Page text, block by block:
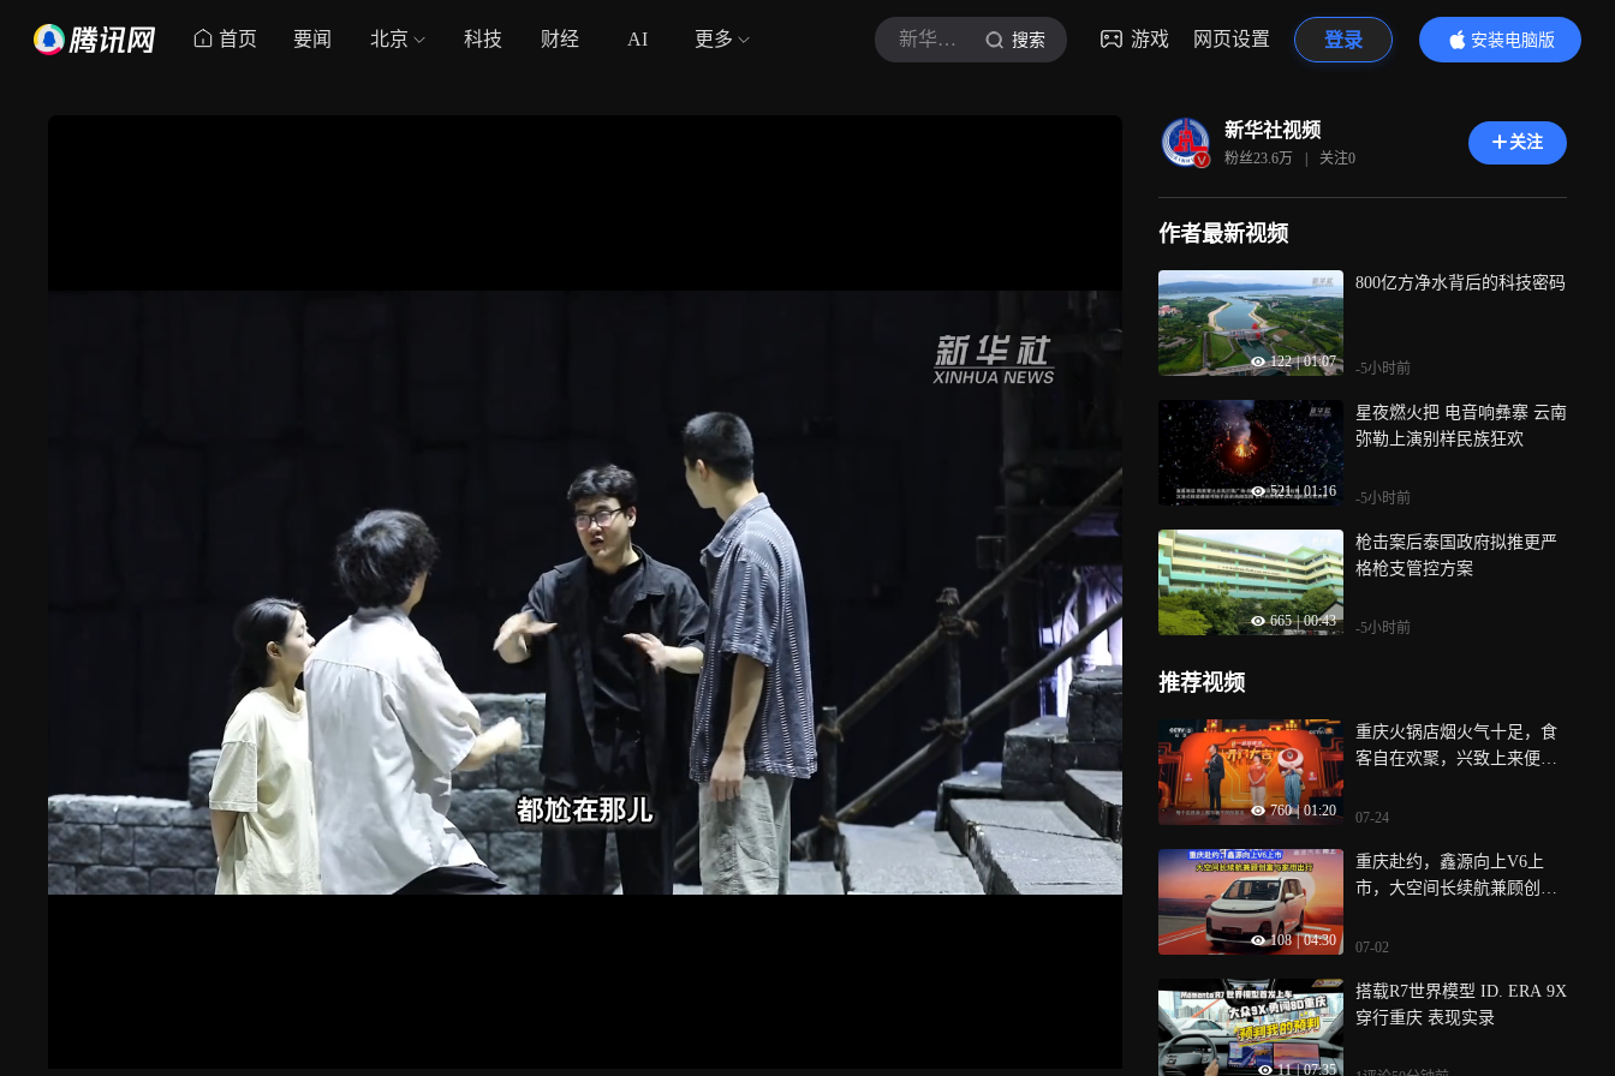
首页 要闻 北京 科技 财经 AI 更多 新华社视频 搜索 游戏 网页设置 登录
安装电脑版
内容更精彩
新华社视频
粉丝23.6万 | 关注0
关注
作者最新视频
122 | 01:07
800亿方净水背后的科技密码
-5小时前
521 | 01:16
星夜燃火把 电音响彝寨 云南
弥勒上演别样民族狂欢
-5小时前
665 | 00:43
枪击案后泰国政府拟推更严
格枪支管控方案
-5小时前
推荐视频
760 | 01:20
重庆火锅店烟火气十足，食
客自在欢聚，兴致上来便可
07-24
108 | 04:30
重庆赴约，鑫源向上V6上
市，大空间长续航兼顾创富
07-02
11 | 07:35
搭载R7世界模型 ID. ERA 9X
穿行重庆 表现实录